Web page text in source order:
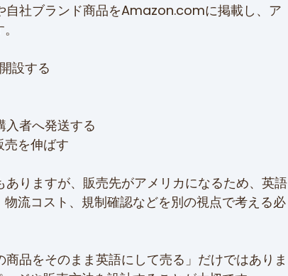
社ブランド商品をAmazon.comに掲載し、ア
設する
者へ発送する
売を伸ばす
りますが、販売先がアメリカになるため、英語
流コスト、規制確認などを別の視点で考える必
品をそのまま英語にして売る」だけではありま